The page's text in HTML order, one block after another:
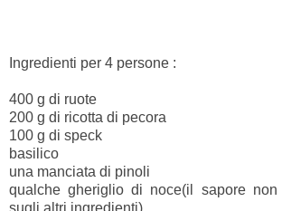
Ingredienti per 4 persone :
400 g di ruote
200 g di ricotta di pecora
100 g di speck
basilico
una manciata di pinoli
qualche gheriglio di noce(il sapore non
sugli altri ingredienti)